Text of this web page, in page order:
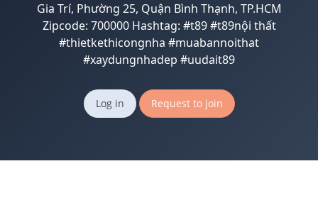
Gia Trí, Phường 25, Quận Bình Thạnh, TP.HCM
Zipcode: 700000 Hashtag: #t89 #t89nội thất
#thietkethicongnha #muabannoithat
#xaydungnhadep #uudait89
Log in Request to join